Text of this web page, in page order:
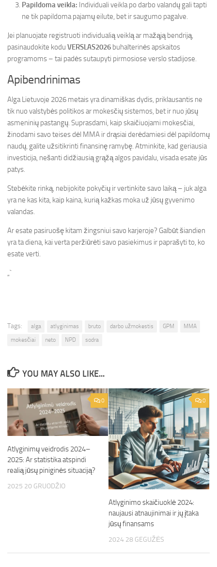
Papildoma veikla: Individuali veikla po darbo valandų gali tapti
ne tik papildoma pajamų eilute, bet ir saugumo pagalve.
Jei planuojate registruoti individualią veiklą ar mažąją bendriją,
pasinaudokite kodu VERSLAS2026 buhalterinės apskaitos
programoms – tai padės sutaupyti pirmosiose verslo stadijose.
Apibendrinimas
Alga Lietuvoje 2026 metais yra dinamiškas dydis, priklausantis ne
tik nuo valstybės politikos ar mokesčių sistemos, bet ir nuo jūsų
asmeninių pastangų. Suprasdami, kaip skaičiuojami mokesčiai,
žinodami savo teises dėl MMA ir drąsiai derėdamiesi dėl papildomų
naudų, galite užsitikrinti finansinę ramybę. Atminkite, kad geriausia
investicija, nešanti didžiausią grąžą algos pavidalu, visada esate jūs
patys.
Stebėkite rinką, nebijokite pokyčių ir vertinkite savo laiką – juk alga
yra ne kas kita, kaip kaina, kurią kažkas moka už jūsų gyvenimo
valandas.
Ar esate pasiruošę kitam žingsniui savo karjeroje? Galbūt šiandien
yra ta diena, kai verta peržiūrėti savo pasiekimus ir paprašyti to, ko
esate verti.
„`
Tags: alga atlyginimas bruto darbo užmokestis GPM
MMA
mokesčiai
neto NPD sodra
YOU MAY ALSO LIKE...
0
Atlyginimų veidrodis 2024–
2025: Ar statistika atspindi
realią jūsų piniginės situaciją?
2025 20 GRUODŽIO
0
Atlyginimo skaičiuoklė 2024:
naujausi atnaujinimai ir jų įtaka
jūsų finansams
2024 28 GEGUŽĖS